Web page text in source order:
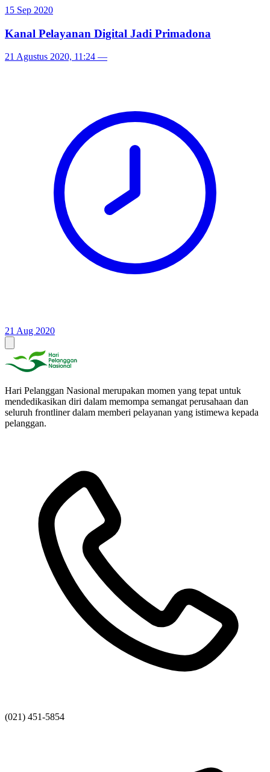
15 Sep 2020
Kanal Pelayanan Digital Jadi Primadona
21 Agustus 2020, 11:24 —
21 Aug 2020
Hari Pelanggan Nasional merupakan momen yang tepat untuk
mendedikasikan diri dalam memompa semangat perusahaan dan
seluruh frontliner dalam memberi pelayanan yang istimewa kepada
pelanggan.
(021) 451-5854